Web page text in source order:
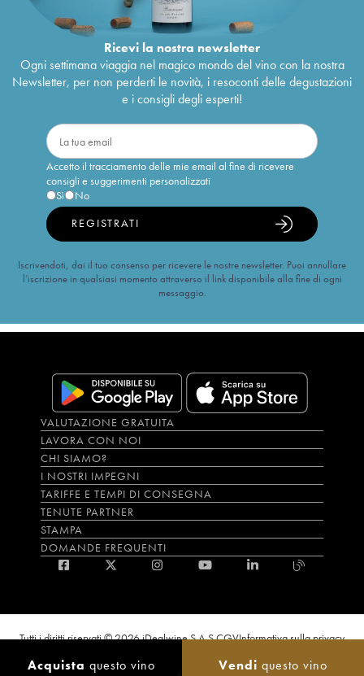
Acquista questo vino Vendi questo vino
Ricevi la nostra newsletter
Ogni settimana viaggia nel magico mondo del vino con la nostra
Newsletter, per non perderti le novità, i resoconti delle degustazioni
e i consigli degli esperti!
Accetto il tracciamento delle mie email al fine di ricevere
consigli e suggerimenti personalizzati
Sì
No
REGISTRATI
Iscrivendoti, dai il tuo consenso per ricevere le nostre newsletter. Puoi annullare
l’iscrizione in qualsiasi momento attraverso il link disponibile alla fine di ogni
messaggio.
VALUTAZIONE GRATUITA
LAVORA CON NOI
CHI SIAMO?
I NOSTRI IMPEGNI
TARIFFE E TEMPI DI CONSEGNA
TENUTE PARTNER
STAMPA
DOMANDE FREQUENTI
Tutti i diritti riservati © 2026 iDealwine S.A.S.CGVInformativa sulla privacy
sito e dei servizi annessi è riservato solo agli utenti maggiorenni.